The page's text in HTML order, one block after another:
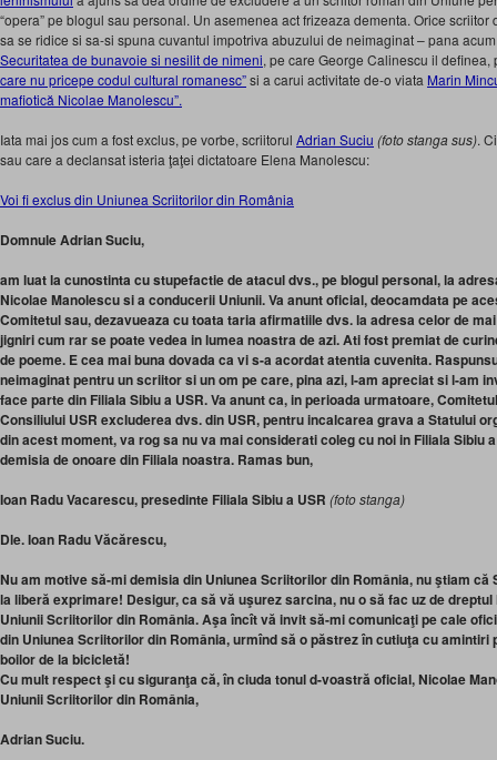
“opera” pe blogul sau personal. Un asemenea act frizeaza dementa. Orice
sa se ridice si sa-si spuna cuvantul impotriva abuzului de neimaginat – pana
Securitatea de bunavoie si nesilit de nimeni, pe care George Calinescu il
care nu pricepe codul cultural romanesc”si a carui activitate de-o viata Marin
mafiotică Nicolae Manolescu”.
Iata mai jos cum a fost exclus, pe vorbe, scriitorul Adrian Suciu (foto stangasus).
sau care a declansat isteria ţaţei dictatoare Elena Manolescu:
Voi fi exclus din Uniunea Scriitorilor din România
Domnule Adrian Suciu,
am luat la cunostinta cu stupefactie de atacul dvs., pe blogul personal, la
Nicolae Manolescu si a conducerii Uniunii. Va anunt oficial, deocamdata pe
Comitetul sau, dezavueaza cu toata taria afirmatiile dvs. la adresa celor de
jigniri cum rar se poate vedea in lumea noastra de azi. Ati fost premiat de
de poeme. E cea mai buna dovada ca vi s-a acordat atentia cuvenita.
neimaginat pentru un scriitor si un om pe care, pina azi, l-am apreciat si l-am
face parte din Filiala Sibiu a USR. Va anunt ca, in perioada urmatoare,
Consiliului USR excluderea dvs. din USR, pentru incalcarea grava a Statului
din acest moment, va rog sa nu va mai considerati coleg cu noi in Filiala Sibiu
demisia de onoare din Filiala noastra. Ramas bun,
Ioan Radu Vacarescu, presedinte Filiala Sibiu a USR (foto stanga)
Dle. Ioan Radu Văcărescu,
Nu am motive să-mi demisia din Uniunea Scriitorilor din România, nu ştiam
la liberă exprimare! Desigur, ca să vă uşurez sarcina, nu o să fac uz de
Uniunii Scriitorilor din România. Aşa încît vă invit să-mi comunicaţi pe cale
din Uniunea Scriitorilor din România, urmînd să o păstrez în cutiuţa cu amintiri
boilor de la bicicletă!
Cu mult respect şi cu siguranţa că, în ciuda tonul d-voastră oficial, Nicolae
Uniunii Scriitorilor din România,
Adrian Suciu.